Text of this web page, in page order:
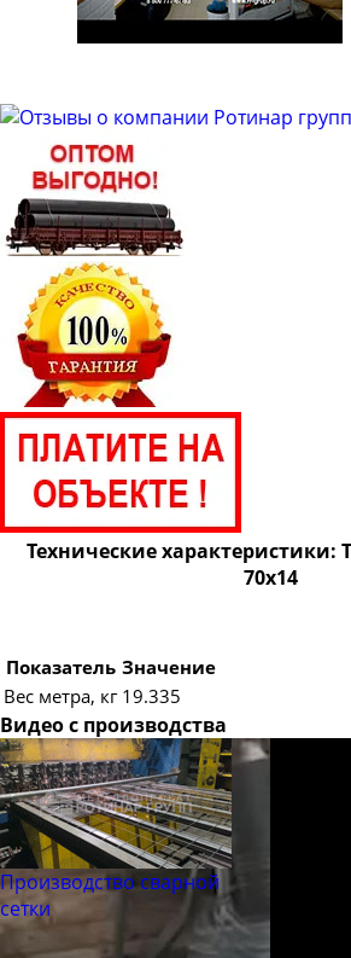
Труба бесшовная 53
Труба бесшовная 63
Труба бесшовная 63.5
Труба бесшовная 65
Труба бесшовная 68
Труба бесшовная 73
Труба бесшовная 76
Труба бесшовная 83
Труба бесшовная 89
Труба бесшовная 102
Труба бесшовная 108
Труба бесшовная 127
Труба бесшовная 133
Труба бесшовная 140
Труба бесшовная 146
Труба бесшовная 152
Труба бесшовная 159
Труба бесшовная 168
Труба бесшовная 180
Технические характеристики:
70х14
Показатель Значение
Вес метра, кг 19.335
Видео с производства
Производство сварной
сетки